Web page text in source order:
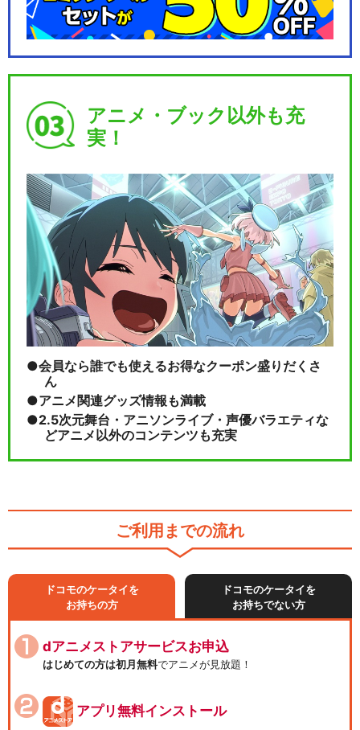
アニメ・ブック以外も充
実！
会員なら誰でも使えるお得なクーポン盛りだくさ
ん
アニメ関連グッズ情報も満載
2.5次元舞台・アニソンライブ・声優バラエティな
どアニメ以外のコンテンツも充実
ご利用までの流れ
ドコモのケータイを
お持ちの方
ドコモのケータイを
お持ちでない方
dアニメストアサービスお申込
はじめての方は初月無料でアニメが見放題！
アプリ無料インストール